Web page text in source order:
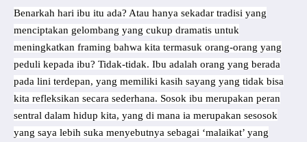
Benarkah hari ibu itu ada? Atau hanya sekadar tradisi yang
menciptakan gelombang yang cukup dramatis untuk
meningkatkan framing bahwa kita termasuk orang-orang yang
peduli kepada ibu? Tidak-tidak. Ibu adalah orang yang berada
pada lini terdepan, yang memiliki kasih sayang yang tidak bisa
kita refleksikan secara sederhana. Sosok ibu merupakan peran
sentral dalam hidup kita, yang di mana ia merupakan sesosok
yang saya lebih suka menyebutnya sebagai ‘malaikat’ yang